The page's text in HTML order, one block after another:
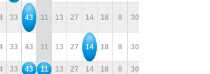
33 43 11 13 27 14 18 8 30
33 43 11 13 27 14 18 8 30
33 43 11 13 27 14 18 8 30